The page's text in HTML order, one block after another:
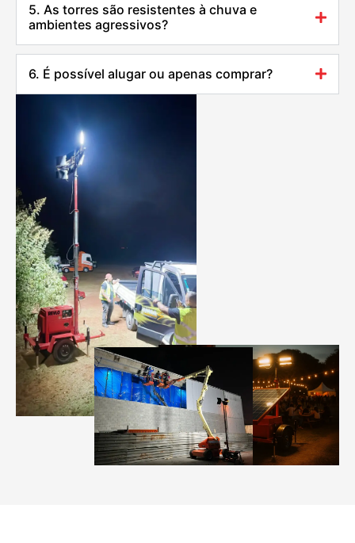
5. As torres são resistentes à chuva e
ambientes agressivos?
6. É possível alugar ou apenas comprar?